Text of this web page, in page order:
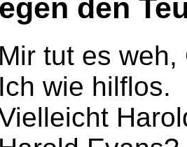
den
Mir tut es
Ich wie hilflos.